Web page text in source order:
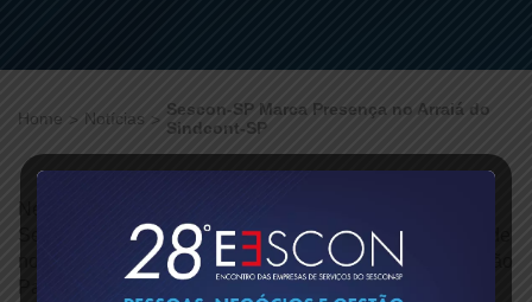
Home Notícias
Sescon-SP Marca Presença no Arraiá do
Sindcont-SP
Sescon-SP, Gildo Freire de Araujo, representou a entidade
no tradicional Arraiá do Sindicato dos Contabilistas de São
Paulo, realizado na sede da instituição.